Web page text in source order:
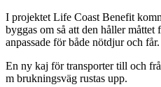
I projektet Life Coast Benefit
byggas om så att den håller
anpassade för både nötdjur och får.
En ny kaj för transporter till och
m brukningsväg rustas upp.